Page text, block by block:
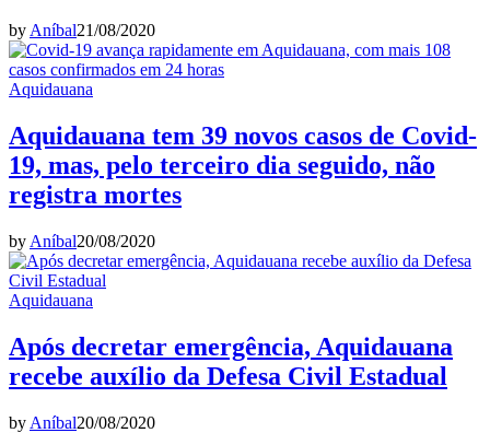
by Aníbal21/08/2020
Aquidauana
Aquidauana tem 39 novos casos de Covid-
19, mas, pelo terceiro dia seguido, não
registra mortes
by Aníbal20/08/2020
Aquidauana
Após decretar emergência, Aquidauana
recebe auxílio da Defesa Civil Estadual
by Aníbal20/08/2020